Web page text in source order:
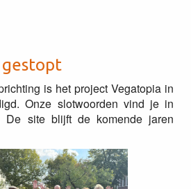
gestopt
is het project Vegatopia in
Onze slotwoorden vind je in
De site blijft de komende jaren